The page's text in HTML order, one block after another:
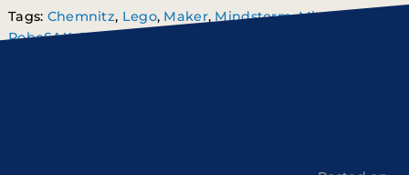
Tags: Chemnitz, Lego, Maker, Mindstorm,Mitmachen
RoboSAX,Roboter